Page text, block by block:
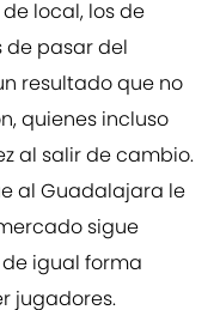
local, los de
de pasar del
resultado que no
quienes incluso
al salir de cambio.
al Guadalajara le
sigue
igual forma
jugadores.